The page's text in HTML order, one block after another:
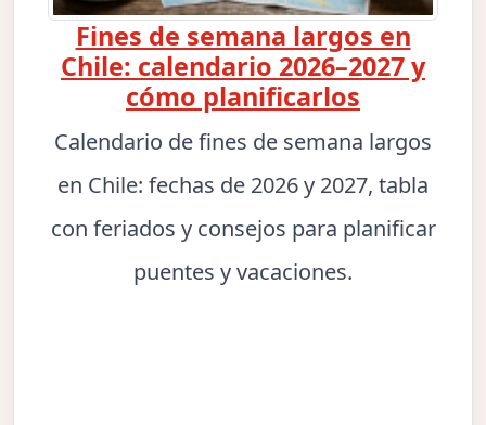
Fines de semana largos en
Chile: calendario 2026–2027 y
cómo planificarlos
Calendario de fines de semana largos
en Chile: fechas de 2026 y 2027, tabla
con feriados y consejos para planificar
puentes y vacaciones.